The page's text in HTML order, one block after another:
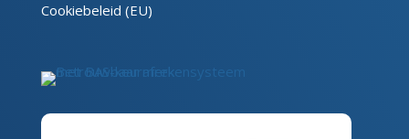
Cookiebeleid (EU)